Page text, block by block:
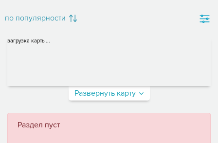
по популярности
загрузка карты...
Развернуть карту
Раздел пуст